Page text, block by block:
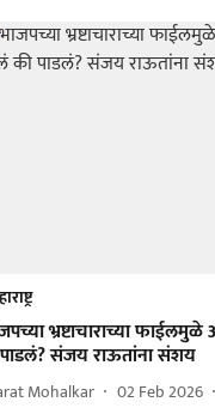
भ्रष्टाचाराच्या
संजय राऊतांना संशय
Mohalkar 02 Feb 2026